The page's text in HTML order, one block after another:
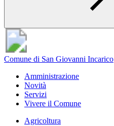
Comune di San Giovanni Incarico
Amministrazione
Novità
Servizi
Vivere il Comune
Agricoltura